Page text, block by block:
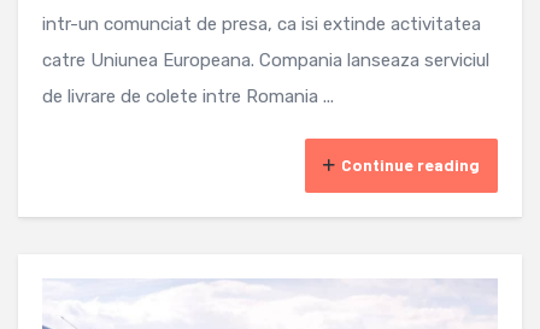
intr-un comunciat de presa, ca isi extinde activitatea
catre Uniunea Europeana. Compania lanseaza serviciul
de livrare de colete intre Romania ...
Continue reading